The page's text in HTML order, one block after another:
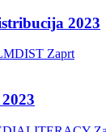
2023
Zaprt